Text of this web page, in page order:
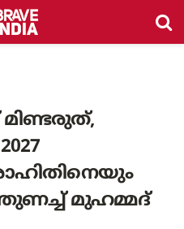
മുഹമ്മദ്